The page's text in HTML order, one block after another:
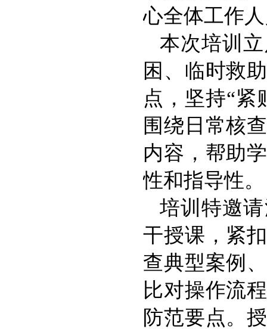
心全体工作
本次培训
困、临时救
点，坚持“紧
围绕日常核
内容，帮助
性和指导性。
培训特邀
干授课，紧
查典型案例
比对操作流
防范要点。